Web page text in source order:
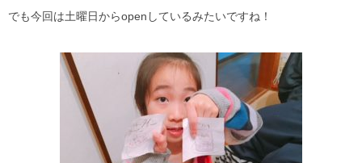
でも今回は土曜日からopenしているみたいですね！